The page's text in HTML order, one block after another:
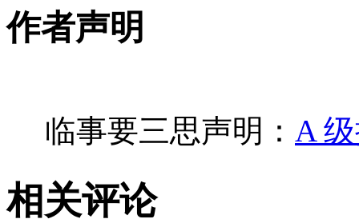
作者声明
临事要三思声明： A
相关评论